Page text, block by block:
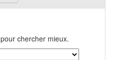
chercher mieux.